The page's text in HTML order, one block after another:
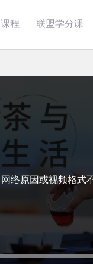
课程 联盟学分课
网络原因或视频格式